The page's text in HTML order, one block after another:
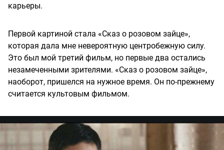
карьеры.
Первой картиной стала «Сказ о розовом зайце»,
которая дала мне невероятную центробежную силу.
Это был мой третий фильм, но первые два остались
незамеченными зрителями. «Сказ о розовом зайце»,
наоборот, пришелся на нужное время. Он по-прежнему
считается культовым фильмом.